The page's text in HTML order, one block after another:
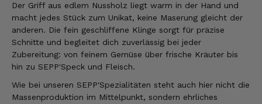
Der Griff aus edlem Nussholz liegt warm in der Hand und
macht jedes Stück zum Unikat, keine Maserung gleicht der
anderen. Die fein geschliffene Klinge sorgt für präzise
Schnitte und begleitet dich zuverlässig bei jeder
Zubereitung: von feinem Gemüse über frische Kräuter bis
hin zu SEPP'Speck und Fleisch.
Wie bei unseren SEPP'Spezialitäten steht auch hier nicht die
Massenproduktion im Mittelpunkt, sondern ehrliches